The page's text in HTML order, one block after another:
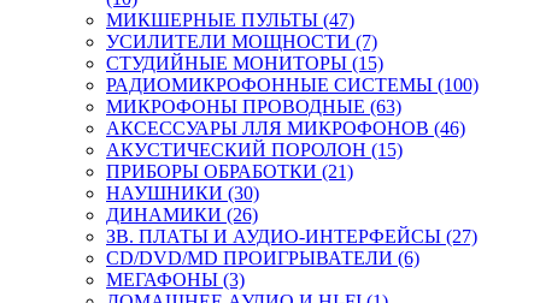
МИКШЕРНЫЕ ПУЛЬТЫ (47)
УСИЛИТЕЛИ МОЩНОСТИ (7)
СТУДИЙНЫЕ МОНИТОРЫ (15)
РАДИОМИКРОФОННЫЕ СИСТЕМЫ (100)
МИКРОФОНЫ ПРОВОДНЫЕ (63)
АКСЕССУАРЫ ЛЛЯ МИКРОФОНОВ (46)
АКУСТИЧЕСКИЙ ПОРОЛОН (15)
ПРИБОРЫ ОБРАБОТКИ (21)
НАУШНИКИ (30)
ДИНАМИКИ (26)
ЗВ. ПЛАТЫ И АУДИО-ИНТЕРФЕЙСЫ (27)
CD/DVD/MD ПРОИГРЫВАТЕЛИ (6)
МЕГАФОНЫ (3)